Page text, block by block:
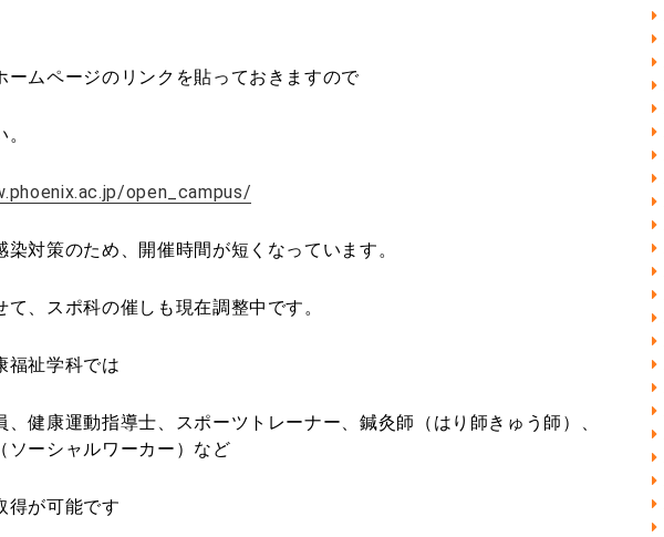
ームページのリンクを貼っておきますので
open_campus/
染対策のため、開催時間が短くなっています。
て、スポ科の催しも現在調整中です。
福祉学科では
、健康運動指導士、スポーツトレーナー、鍼灸師（はり師きゅう師）、
ソーシャルワーカー）など
得が可能です